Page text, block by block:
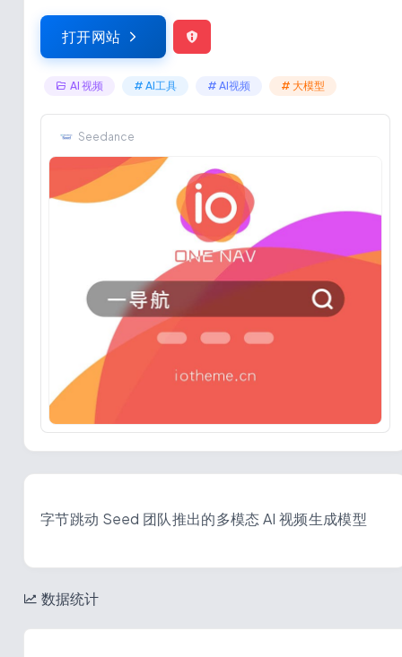
打开网站
AI 视频 # AI工具 # AI视频 # 大模型
Seedance
字节跳动 Seed 团队推出的多模态 AI 视频生成模型
数据统计